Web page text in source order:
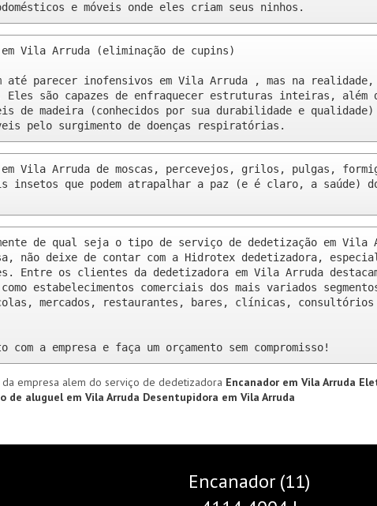
e móveis onde eles criam seus ninhos.
em Vila Arruda (eliminação de cupins)
até parecer inofensivos em Vila Arruda , mas na
Eles são capazes de enfraquecer estruturas inteiras, além
de madeira (conhecidos por sua durabilidade e
pelo surgimento de doenças respiratórias.
em Vila Arruda de moscas, percevejos, grilos, pulgas,
insetos que podem atrapalhar a paz (e é claro, a saúde)
de qual seja o tipo de serviço de dedetização em Vila
não deixe de contar com a Hidrotex dedetizadora,
Entre os clientes da dedetizadora em Vila Arruda
estabelecimentos comerciais dos mais variados
mercados, restaurantes, bares, clínicas, consultórios
com a empresa e faça um orçamento sem compromisso!
empresa alem do serviço de dedetizadora Encanador em Vila Arruda
de aluguel em Vila Arruda Desentupidora em Vila Arruda
Encanador (11)